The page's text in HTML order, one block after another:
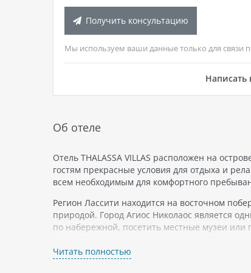
Получить консультацию
Мы используем ваши данные только для связи
Написать
Об отеле
Отель THALASSA VILLAS расположен на
гостям прекрасные условия для отдыха и
всем необходимым для комфортного
Регион Лассити находится на восточном
природой. Город Агиос Николаос является
по набережной, посетить местные музеи
Отдых в Агиос Николаос может быть очень
отправиться на экскурсии по округе или
Читать полностью